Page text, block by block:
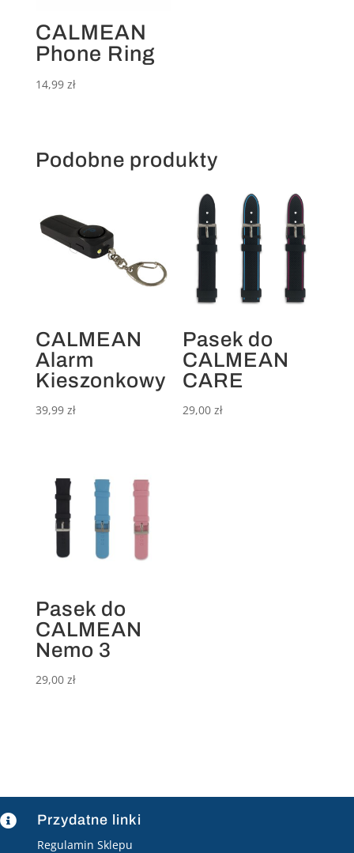
CALMEAN
Phone Ring
14,99 zł
Podobne produkty
CALMEAN
Alarm
Kieszonkowy
39,99 zł
Pasek do
CALMEAN
CARE
29,00zł
Pasek do
CALMEAN
Nemo 3
29,00 zł
 Przydatne linki
Regulamin Sklepu